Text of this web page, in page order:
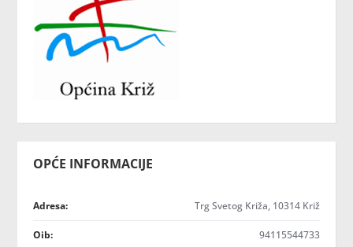
OPĆE INFORMACIJE
Adresa: Trg Svetog Križa, 10314 Križ
Oib: 94115544733